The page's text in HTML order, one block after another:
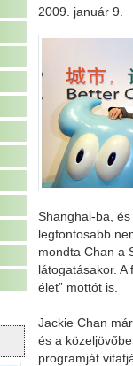
2009. január 9.
Shanghai-ba, és
legfontosabb
mondta Chan a
látogatásakor.
élet” mottót is.
Jackie Chan
és a
programját